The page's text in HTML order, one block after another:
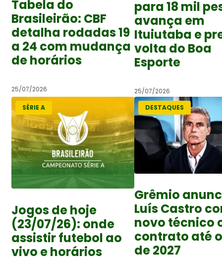
Tabela do
Brasileirão: CBF
detalha rodadas 19
a 24 com mudança
de horários
25/07/2026
para 18 mil
avança em
Ituiutaba e
volta do Boa
Esporte
25/07/2026
SÉRIE A
Jogos de hoje
(23/07/26): onde
assistir futebol ao
vivo e horários
DESTAQUES
Grêmio
Luís Castro
novo técnico
contrato até
de 2027